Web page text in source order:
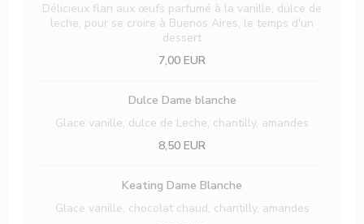
Délicieux flan aux œufs parfumé à la vanille, dulce de
leche, pour se croire à Buenos Aires, le temps d'un
dessert
7,00 EUR
Dulce Dame blanche
Glace vanille, dulce de Leche, chantilly, amandes
8,50 EUR
Keating Dame Blanche
Glace vanille, chocolat chaud, chantilly, amandes